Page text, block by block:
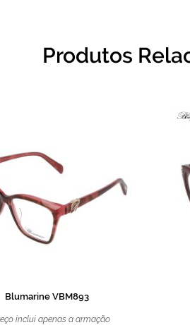
Produtos
Blumarine VBM893
inclui apenas a armação